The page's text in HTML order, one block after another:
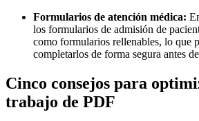
Formularios de atención médica:
los formularios de admisión de
como formularios rellenables, lo que
completarlos de forma segura antes
Cinco consejos para
trabajo de PDF